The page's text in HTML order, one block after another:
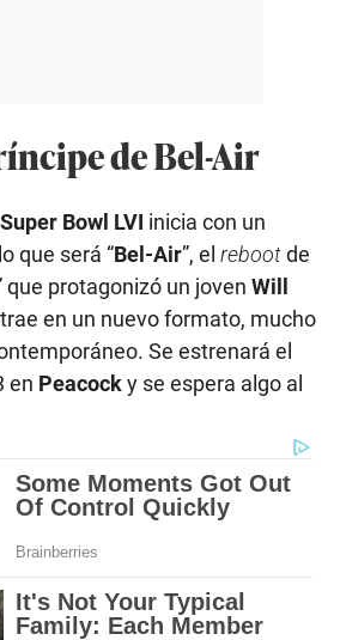
de Bel-Air
Super Bowl LVI inicia con un
que será “Bel-Air”, el rebootde
que protagonizó un joven Will
en un nuevo formato, mucho
Se estrenará el
en Peacocky se espera algo al